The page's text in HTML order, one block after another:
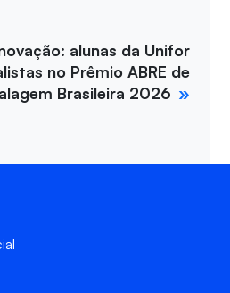
alunas da Unifor
no Prêmio ABRE de
Brasileira 2026